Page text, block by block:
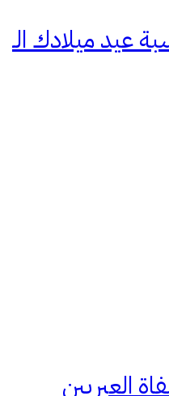
عيد ميلادك الـ
العبريين